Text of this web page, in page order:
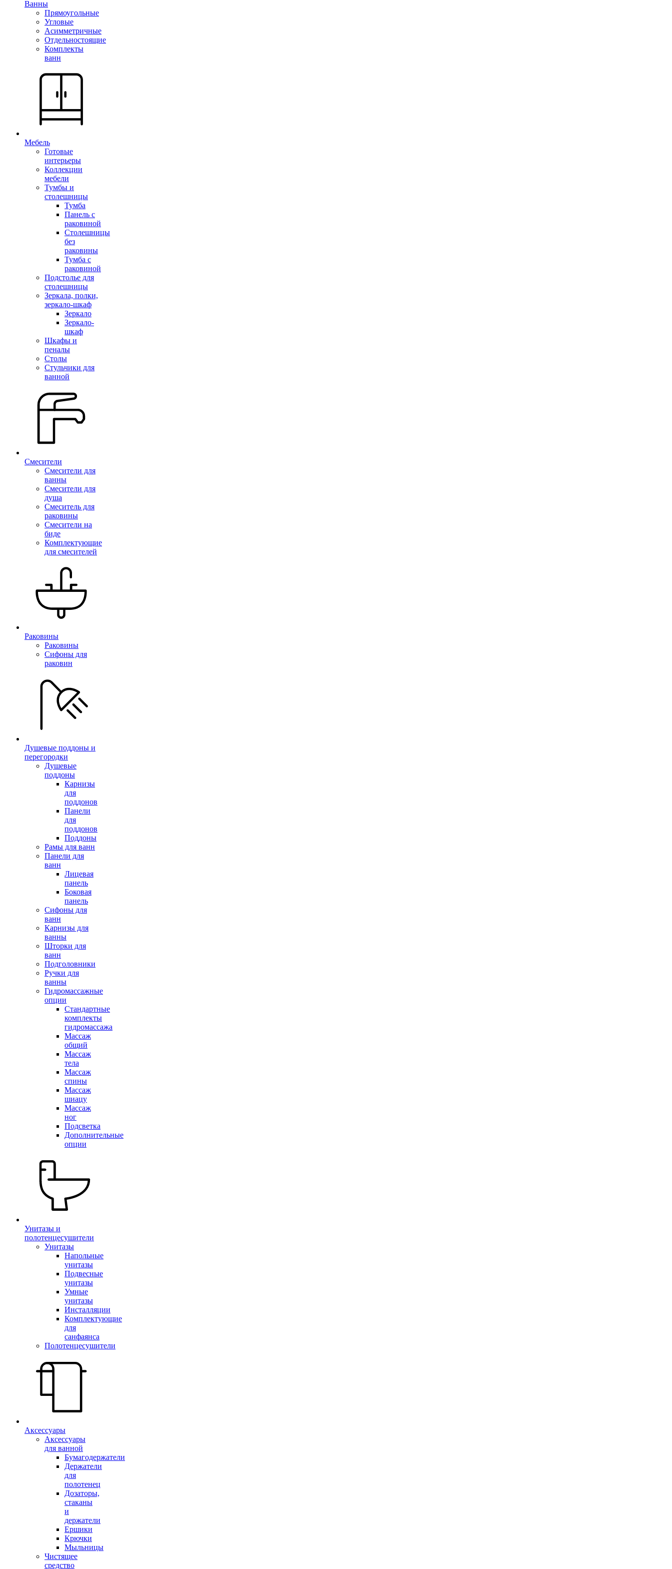
Ванны
Прямоугольные
Угловые
Асимметричные
Отдельностоящие
Комплекты
ванн
Мебель
Готовые
интерьеры
Коллекции
мебели
Тумбы и
столешницы
Тумба
Панель с
раковиной
Столешницы
без
раковины
Тумба с
раковиной
Подстолье для
столешницы
Зеркала, полки,
зеркало-шкаф
Зеркало
Зеркало-
шкаф
Шкафы и
пеналы
Столы
Стульчики для
ванной
Смесители
Смесители для
ванны
Смесители для
душа
Смеситель для
раковины
Смесители на
биде
Комплектующие
для смесителей
Раковины
Раковины
Сифоны для
раковин
Душевые поддоны и
перегородки
Душевые
поддоны
Карнизы
для
поддонов
Панели
для
поддонов
Поддоны
Рамы для ванн
Панели для
ванн
Лицевая
панель
Боковая
панель
Сифоны для
ванн
Карнизы для
ванны
Шторки для
ванн
Подголовники
Ручки для
ванны
Гидромассажные
опции
Стандартные
комплекты
гидромассажа
Массаж
общий
Массаж
тела
Массаж
спины
Массаж
шиацу
Массаж
ног
Подсветка
Дополнительные
опции
Унитазы и
полотенцесушители
Унитазы
Напольные
унитазы
Подвесные
унитазы
Умные
унитазы
Инсталляции
Комплектующие
для
санфаянса
Полотенцесушители
Аксессуары
Аксессуары
для ванной
Бумагодержатели
Держатели
для
полотенец
Дозаторы,
стаканы
и
держатели
Ершики
Крючки
Мыльницы
Чистящее
средство